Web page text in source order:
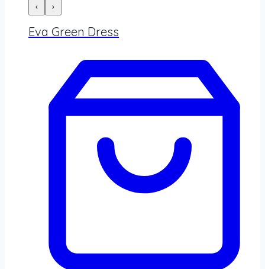
‹ ›
Eva Green Dress